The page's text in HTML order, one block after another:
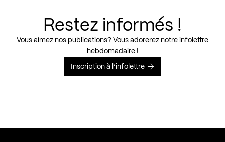
Restez informés !
Vous aimez nos publications? Vous adorerez notre infolettre
hebdomadaire !
Inscription à l’infolettre